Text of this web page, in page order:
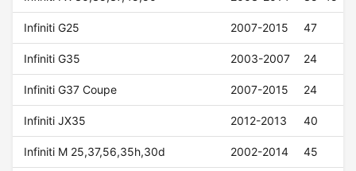
Infiniti G25 2007-2015 47
Infiniti G35 2003-2007 24
Infiniti G37 Coupe 2007-2015 24
Infiniti JX35 2012-2013 40
Infiniti M 25,37,56,35h,30d 2002-2014 45